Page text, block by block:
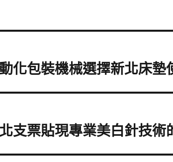
化包裝機械選擇新北床墊
支票貼現專業美白針技術